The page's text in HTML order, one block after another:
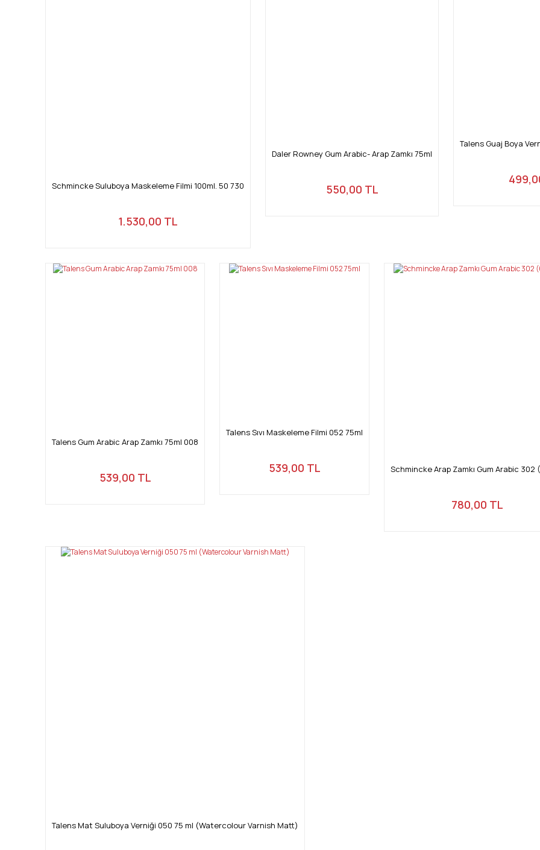
Schmincke Suluboya Maskeleme Filmi 100ml. 50 730
1.530,00 TL
Daler Rowney Gum Arabic- Arap Zamkı 75ml
550,00 TL
Talens Guaj Boya
Talens Gum Arabic Arap Zamkı 75ml 008
539,00 TL
Talens Sıvı Maskeleme Filmi 052 75ml
539,00 TL Schmincke Arap Zamkı Gum Arabic 302
780,00 TL
Talens Mat Suluboya Verniği 050 75 ml (Watercolour Varnish Matt)